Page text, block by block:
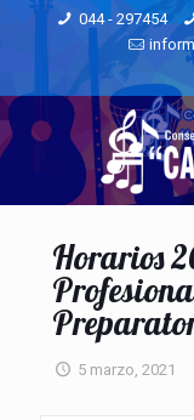
044 - 297454
Horarios
5 marzo, 2021